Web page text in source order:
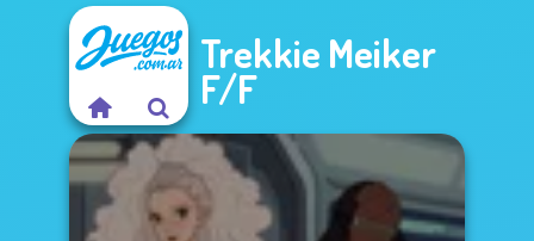
Trekkie Meiker
F/F